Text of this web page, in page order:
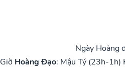
Ngày Hoàng
Giờ Hoàng Đạo: Mậu Tý (23h-1h)